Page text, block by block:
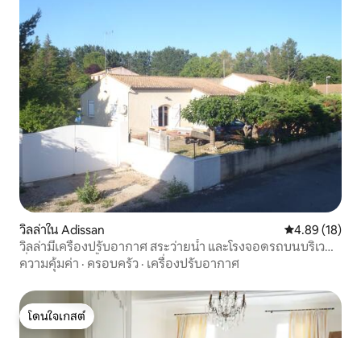
วิลล่าใน Adissan คะแนนเฉลี่ย
4.89 (18)
วิลล่ามีเครื่องปรับอากาศ สระว่ายน้ำ และโรงจอดรถบนบริเวณ
ที่ปิดล้อมด้วยรั้ว
ความคุ้มค่า · ครอบครัว · เครื่องปรับอากาศ
โดนใจเกสต์
โดนใจเกสต์